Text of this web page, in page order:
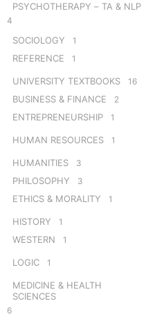
PSYCHOTHERAPY – TA & NLP
4
SOCIOLOGY 1
REFERENCE 1
UNIVERSITY TEXTBOOKS 16
BUSINESS & FINANCE 2
ENTREPRENEURSHIP 1
HUMAN RESOURCES 1
HUMANITIES 3
PHILOSOPHY 3
ETHICS & MORALITY 1
HISTORY 1
WESTERN 1
LOGIC 1
MEDICINE & HEALTH
SCIENCES
6